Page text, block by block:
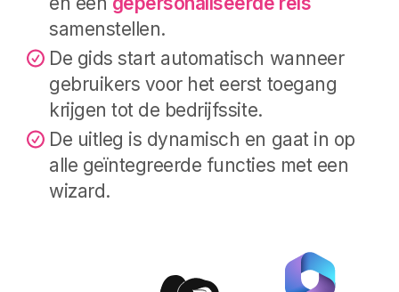
samenstellen.
De gids start automatisch wanneer
gebruikers voor het eerst toegang
krijgen tot de bedrijfssite.
De uitleg is dynamisch en gaat in op
alle geïntegreerde functies met een
wizard.